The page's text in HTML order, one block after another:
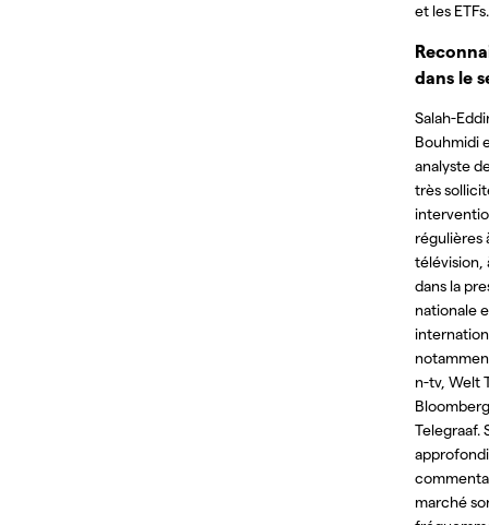
et les ETFs.
dans le
Salah-
Bouhmidi
analyste
très
régulières
télévision,
dans la
nationale
n-tv, Welt
Telegraaf.
marché